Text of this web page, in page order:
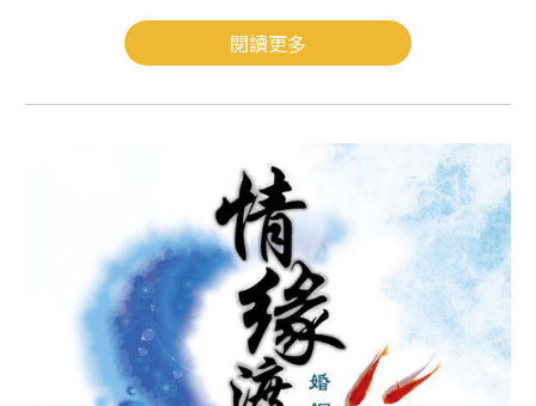
閱讀更多